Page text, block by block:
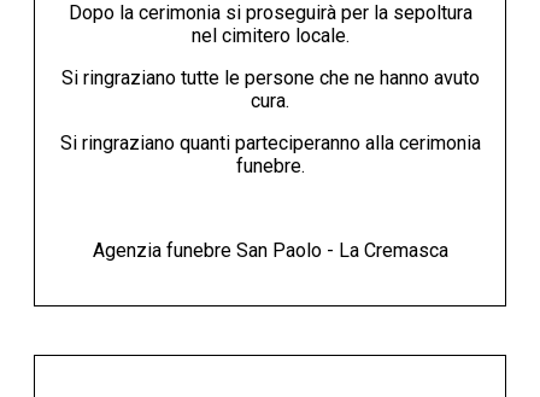
Dopo la cerimonia si proseguirà per la sepoltura
nel cimitero locale.
Si ringraziano tutte le persone che ne hanno avuto
cura.
Si ringraziano quanti parteciperanno alla cerimonia
funebre.
Agenzia funebre San Paolo - La Cremasca